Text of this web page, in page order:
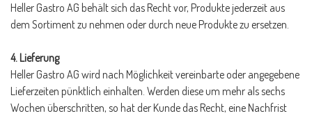
Heller Gastro AG behält sich das Recht vor, Produkte jederzeit aus
dem Sortiment zu nehmen oder durch neue Produkte zu ersetzen.
4. Lieferung
Heller Gastro AG wird nach Möglichkeit vereinbarte oder angegebene
Lieferzeiten pünktlich einhalten. Werden diese um mehr als sechs
Wochen überschritten, so hat der Kunde das Recht, eine Nachfrist